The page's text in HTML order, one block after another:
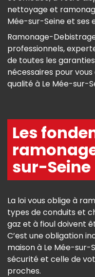
nettoyage et
Mée-sur-Seine et ses
Ramonage-
professionnels,
de toutes les
nécessaires pour
qualité à Le Mée-sur-
Les
sur-Seine
La loi vous oblige à
types de conduits et
gaz et à fioul doivent
C’est une obligation
maison à Le Mée-
sécurité et celle de
proches.